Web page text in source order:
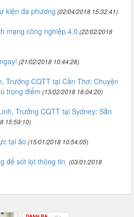
kiện đa phương (02/04/2018 15:32:41)
mạng công nghiệp 4.0 (22/02/2018
(21/02/2018 10:44:28)
Trưởng CQTT tại Cần Thơ: Chuyện
trọng điểm (13/02/2018 16:04:20)
Trưởng CQTT tại Sydney: Sẵn
15:59:10)
tại ảo (15/01/2018 10:54:05)
để sót lọt thông tin (03/01/2018